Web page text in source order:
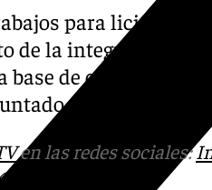
para licitar
de la integración
base de que se
en las redes sociales: